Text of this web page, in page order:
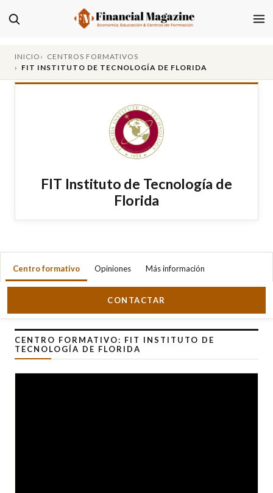
INICIO
CENTROS FORMATIVOS
FIT INSTITUTO DE TECNOLOGÍA DE FLORIDA
FIT Instituto de Tecnología de
Florida
Centro formativo Opiniones Más información
CONTACTAR
CENTRO FORMATIVO: FIT INSTITUTO DE
TECNOLOGÍA DE FLORIDA